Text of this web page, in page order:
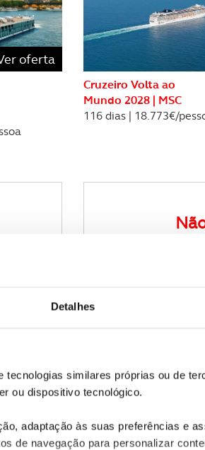
Detalhes
similares próprias ou de
ou dispositivo tecnológico.
adaptação às suas preferências e
de navegação para personalizar
oferta
Cruzeiro Volta ao
Mundo 2028 | MSC
116 dias | 18.773€/